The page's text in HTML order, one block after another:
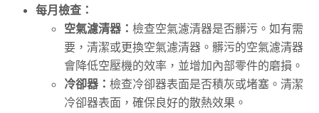
每月檢查：
空氣濾清器： 檢查空氣濾清器是否髒污。如有需
要，清潔或更換空氣濾清器。髒污的空氣濾清器
會降低空壓機的效率，並增加內部零件的磨損。
冷卻器： 檢查冷卻器表面是否積灰或堵塞。清潔
冷卻器表面，確保良好的散熱效果。